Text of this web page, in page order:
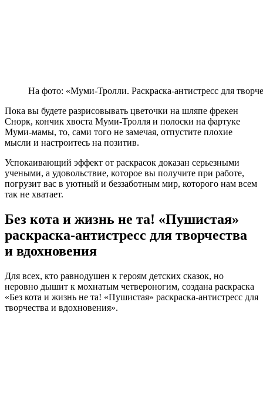
На фото: «Муми-Тролли. Раскраска-антистресс для
Пока вы будете разрисовывать цветочки на шляпе фрекен
Снорк, кончик хвоста Муми-Тролля и полоски на фартуке
Муми-мамы, то, сами того не замечая, отпустите плохие
мысли и настроитесь на позитив.
Успокаивающий эффект от раскрасок доказан серьезными
учеными, а удовольствие, которое вы получите при работе,
погрузит вас в уютный и беззаботным мир, которого нам всем
так не хватает.
Без кота и жизнь не та! «Пушистая»
раскраска-антистресс для творчества
и вдохновения
Для всех, кто равнодушен к героям детских сказок, но
неровно дышит к мохнатым четвероногим, создана раскраска
«Без кота и жизнь не та! «Пушистая» раскраска-антистресс для
творчества и вдохновения».